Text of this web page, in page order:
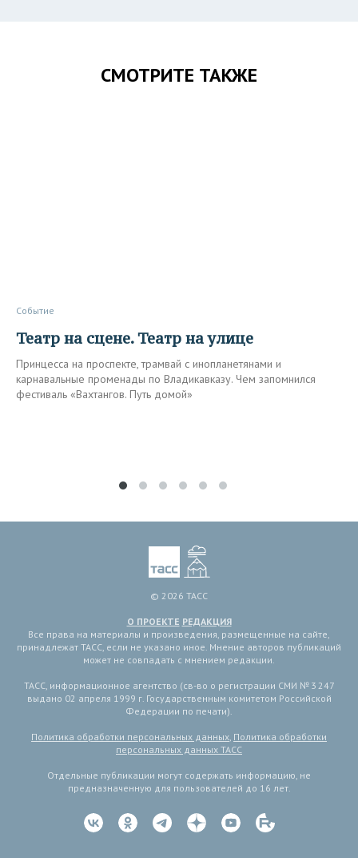
СМОТРИТЕ ТАКЖЕ
Событие
Театр на сцене. Театр на улице
Принцесса на проспекте, трамвай с инопланетянами и
карнавальные променады по Владикавказу. Чем запомнился
фестиваль «Вахтангов. Путь домой»
© 2026 ТАСС
О ПРОЕКТЕ РЕДАКЦИЯ
Все права на материалы и произведения, размещенные на сайте,
принадлежат ТАСС, если не указано иное. Мнение авторов публикаций
может не совпадать с мнением редакции.
ТАСС, информационное агентство (св-во о регистрации СМИ № 3 247
выдано 02 апреля 1999 г. Государственным комитетом Российской
Федерации по печати).
Политика обработки персональных данных Политика обработки
персональных данных ТАСС
Отдельные публикации могут содержать информацию, не
предназначенную для пользователей до 16 лет.